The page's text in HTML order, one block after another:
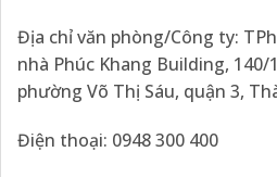
Địa chỉ văn phòng/Công ty:
nhà Phúc Khang Building, 140/
phường Võ Thị Sáu, quận 3,
Điện thoại: 0948 300 400